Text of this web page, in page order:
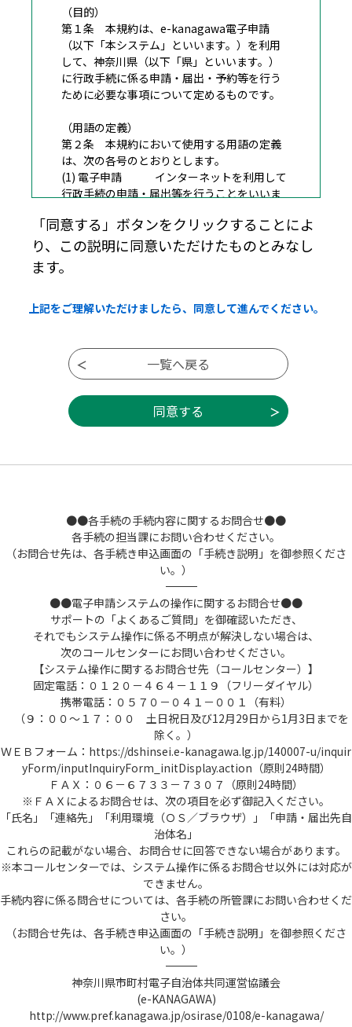
（目的）
第１条 本規約は、e-kanagawa電子申請
（以下「本システム」といいます。）を利用
して、神奈川県（以下「県」といいます。）
に行政手続に係る申請・届出・予約等を行う
ために必要な事項について定めるものです。
（用語の定義）
第２条 本規約において使用する用語の定義
は、次の各号のとおりとします。
(1) 電子申請 インターネットを利用して
行政手続の申請・届出等を行うことをいいま
(2) 申請データ 本システムを利用して電子
申請した申請内容（添付書類を含む。）をい
(3) 利用者 本システムを利用する個
(4) 利用者ＩＤ 利用者が本システムを利用
(5) 整理番号 利用者の電子申請が本シス
テムに到達した際に発行される番号をいいま
す。
(6) 予約番号 利用者が本システムで面談
等の予約を行った際に発行される番号をいい
(8) ＧビズＩＤ デジタル庁が提供する法
人・個人事業主向けの共通認証システムをい
います。
(9) ＧビズＩＤアカウント ＧビズＩＤサービ
スにおいて提供されるGビズIDエントリー、G
ビズIDプライム及びGビズIDメンバーの３種別
のアカウントをいいます。
(10) 電子納付 スマホ決済、インターネッ
トバンキング及びクレジットカード等を利用
して手数料等を納付することをいいます。
(11) 納付番号 電子納付が必要な電子申請
を、本システムが受け付け、納付金額が確定
した際に発行する番号をいいます。
(12) 個人情報 本システムにおいて取り扱
う個人に関する情報(氏名、生年月日など特定
の個人を識別できるものをいいます。)をいい
ます。ただし、法人又は団体に関して記録さ
れた情報に含まれる当該法人又は団体の役員
に関する情報及び事業を営む個人の当該事業
に関する情報を除きます。
(13) ＷＥＢ面談 本システムと連携する外部
サービスを利用し、インターネットを通じて
実施する面談をいいます。なお、利用する外
部サービスはTeamsとします。
(14) 利用者情報 利用者が、本システムを利
用するために登録する情報をいい、利用者Ｉ
Ｄ及びパスワードを含みます。
(15) コールセンター 利用者からの本システ
ム利用上の問い合わせの受付及び回答を行う
機関をいいます。
(16) サービス提供事業者 本システムのサー
「同意する」ボタンをクリックすることによ
り、この説明に同意いただけたものとみなし
ます。
上記をご理解いただけましたら、同意して進んでください。
●●各手続の手続内容に関するお問合せ●●
各手続の担当課にお問い合わせください。
（お問合せ先は、各手続き申込画面の「手続き説明」を御参照くださ
い。）
――――――――――――――――――――――――――――――――――――――――――――――――――
●●電子申請システムの操作に関するお問合せ●●
サポートの「よくあるご質問」を御確認いただき、
それでもシステム操作に係る不明点が解決しない場合は、
次のコールセンターにお問い合わせください。
【システム操作に関するお問合せ先（コールセンター）】
固定電話：０１２０－４６４－１１９（フリーダイヤル）
携帯電話：０５７０－０４１－００１（有料）
（９：００～１７：００ 土日祝日及び12月29日から1月3日までを
除く。）
ＷＥＢフォーム：https://dshinsei.e-kanagawa.lg.jp/140007-u/inquir
yForm/inputInquiryForm_initDisplay.action（原則24時間）
ＦＡＸ：０６－６７３３－７３０７（原則24時間）
※ＦＡＸによるお問合せは、次の項目を必ず御記入ください。
「氏名」「連絡先」「利用環境（ＯＳ／ブラウザ）」「申請・届出先自
治体名」
これらの記載がない場合、お問合せに回答できない場合があります。
※本コールセンターでは、システム操作に係るお問合せ以外には対応が
できません。
手続内容に係る問合せについては、各手続の所管課にお問い合わせくだ
さい。
（お問合せ先は、各手続き申込画面の「手続き説明」を御参照くださ
い。）
――――――――――――――――――――――――――――――――――――――――――――――――――
神奈川県市町村電子自治体共同運営協議会
(e-KANAGAWA)
http://www.pref.kanagawa.jp/osirase/0108/e-kanagawa/